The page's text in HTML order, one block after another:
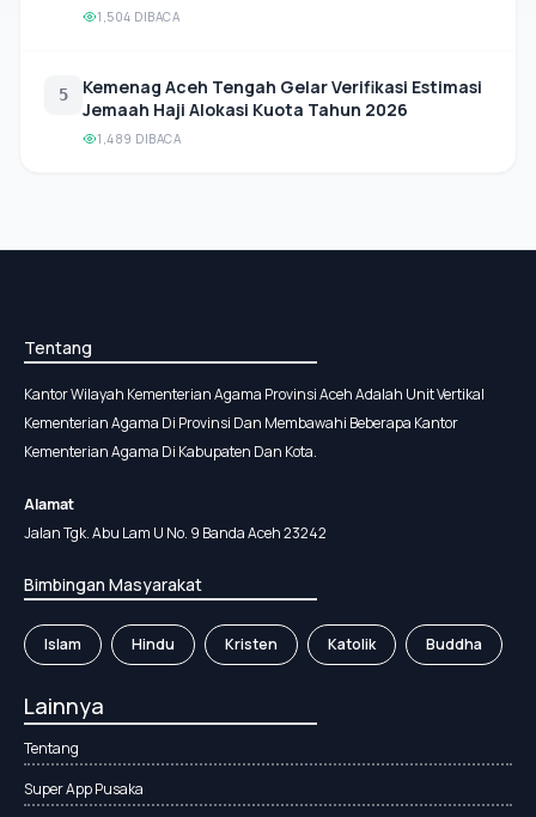
1,504 DIBACA
5
Kemenag Aceh Tengah Gelar Verifikasi Estimasi
Jemaah Haji Alokasi Kuota Tahun 2026
1,489 DIBACA
Tentang
Kantor Wilayah Kementerian Agama Provinsi Aceh Adalah Unit Vertikal
Kementerian Agama Di Provinsi Dan Membawahi Beberapa Kantor
Kementerian Agama Di Kabupaten Dan Kota.
Alamat
Jalan Tgk. Abu Lam U No. 9 Banda Aceh 23242
Bimbingan Masyarakat
Islam Hindu Kristen Katolik Buddha
Lainnya
Tentang
Super App Pusaka